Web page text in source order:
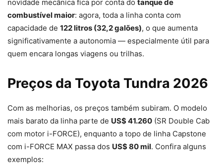
novidade mecânica fica por conta do tanque de
combustível maior: agora, toda a linha conta com
capacidade de 122 litros (32,2 galões), o que aumenta
significativamente a autonomia — especialmente útil para
quem encara longas viagens ou trilhas.
Preços da Toyota Tundra 2026
Com as melhorias, os preços também subiram. O modelo
mais barato da linha parte de US$ 41.260 (SR Double Cab
com motor i-FORCE), enquanto a topo de linha Capstone
com i-FORCE MAX passa dos US$ 80 mil. Confira alguns
exemplos: